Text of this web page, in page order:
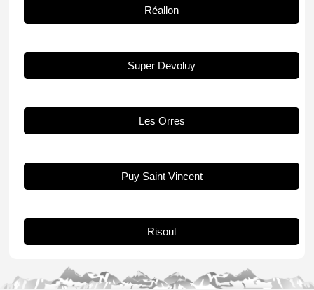
Réallon
Super Devoluy
Les Orres
Puy Saint Vincent
Risoul